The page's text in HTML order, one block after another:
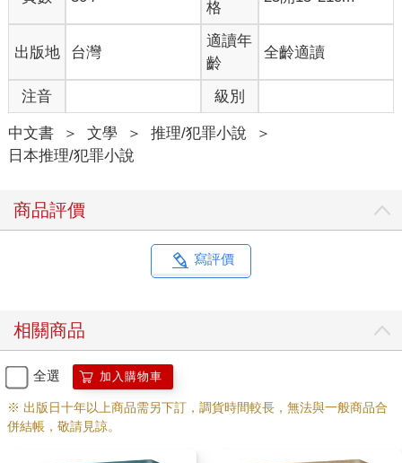
「好像是啊，早知道會發生這種事，我就應該窮追猛打地問出他
田村非常後悔地說道。
「這件事情，警察知道嗎？」
我問。
「當然囉，所以，他們現在好像也很積極地在尋找當時和川津雅
之見面的人，不過聽說還是毫無線索啊。」
他說完以後，緊緊咬住下嘴唇。
來得寬，感覺十分男性化，髮型也是男孩子氣的短髮。
田村對那個女人點點頭之後，開口問道：
「最近妳沒和川津先生碰面嗎？」
「沒錯，因為從那次之後，我們就再也沒有一起合作了。川津先
沒有那麼熟稔。在交換了這麼兩句話之後，她就對我們稍微點頭
示意，從我們面前走掉了。
「她是攝影師新里美由紀。」
在她走遠了之後，田村小聲地告訴我。
「以前曾經和川津一起工作過呢。兩人的足跡遍及日本各地，川
津先生寫紀行文，她則負責照相。應該有在雜誌上連載哦，不過
格
出版地 台灣
適讀年
齡
全齡適讀
注音 級別
中文書 ＞ 文學 ＞ 推理/犯罪小說
＞
日本推理/犯罪小說
商品評價
寫評價
相關商品
全選 加入購物車
※ 出版日十年以上商品需另下訂，調貨時間較長，無法與一般商品合
併結帳，敬請見諒。